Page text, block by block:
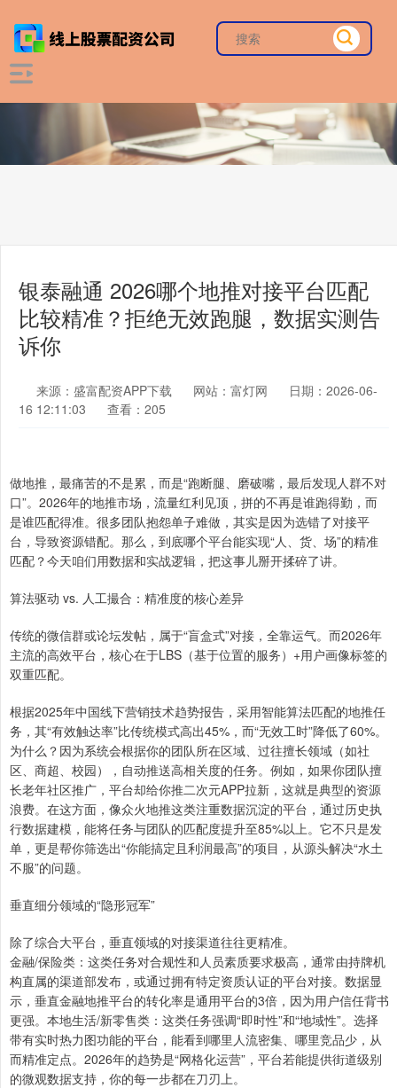
银泰融通 2026哪个地推对接平台匹配
比较精准？拒绝无效跑腿，数据实测告
诉你
来源：盛富配资APP下载 网站：富灯网
日期：2026-06-
16 12:11:03
查看：205
做地推，最痛苦的不是累，而是“跑断腿、磨破嘴，最后发现人群不对
口”。2026年的地推市场，流量红利见顶，拼的不再是谁跑得勤，而
是谁匹配得准。很多团队抱怨单子难做，其实是因为选错了对接平
台，导致资源错配。那么，到底哪个平台能实现“人、货、场”的精准
匹配？今天咱们用数据和实战逻辑，把这事儿掰开揉碎了讲。
算法驱动 vs. 人工撮合：精准度的核心差异
传统的微信群或论坛发帖，属于“盲盒式”对接，全靠运气。而2026年
主流的高效平台，核心在于LBS（基于位置的服务）+用户画像标签的
双重匹配。
根据2025年中国线下营销技术趋势报告，采用智能算法匹配的地推任
务，其“有效触达率”比传统模式高出45%，而“无效工时”降低了60%。
为什么？因为系统会根据你的团队所在区域、过往擅长领域（如社
区、商超、校园），自动推送高相关度的任务。例如，如果你团队擅
长老年社区推广，平台却给你推二次元APP拉新，这就是典型的资源
浪费。在这方面，像众火地推这类注重数据沉淀的平台，通过历史执
行数据建模，能将任务与团队的匹配度提升至85%以上。它不只是发
单，更是帮你筛选出“你能搞定且利润最高”的项目，从源头解决“水土
不服”的问题。
垂直细分领域的“隐形冠军”
除了综合大平台，垂直领域的对接渠道往往更精准。
金融/保险类：这类任务对合规性和人员素质要求极高，通常由持牌机
构直属的渠道部发布，或通过拥有特定资质认证的平台对接。数据显
示，垂直金融地推平台的转化率是通用平台的3倍，因为用户信任背书
更强。本地生活/新零售类：这类任务强调“即时性”和“地域性”。选择
带有实时热力图功能的平台，能看到哪里人流密集、哪里竞品少，从
而精准定点。2026年的趋势是“网格化运营”，平台若能提供街道级别
的微观数据支持，你的每一步都在刀刃上。